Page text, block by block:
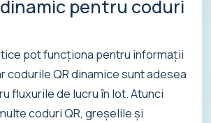
pentru coduri
pot funcționa pentru informații
codurile QR dinamice sunt adesea
fluxurile de lucru în lot. Atunci
coduri QR, greșelile și